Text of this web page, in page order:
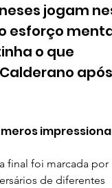
jogam
esforço
o que
final foi marcada por
de diferentes